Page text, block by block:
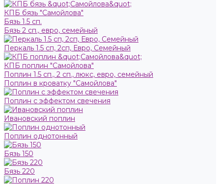
КПБ бязь "Самойлова"
Бязь 1.5 сп.
Бязь 2 сп., евро, семейный
Перкаль 1.5 сп, 2сп, Евро, Семейный
КПБ поплин "Самойлова"
Поплин 1.5 сп., 2 сп., люкс, евро, семейный
Поплин в кроватку "Самойлова"
Поплин с эффектом свечения
Ивановский поплин
Поплин однотонный
Бязь 150
Бязь 220